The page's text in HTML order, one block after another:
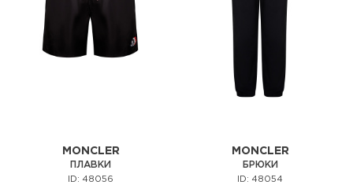
MONCLER
ПЛАВКИ
ID: 48056
MONCLER
БРЮКИ
ID: 48054